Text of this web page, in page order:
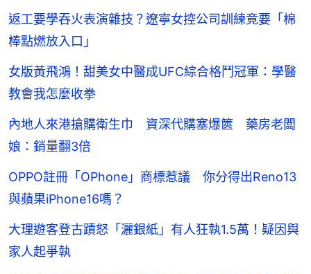
返工要學吞火表演雜技？遼寧女控公司訓練竟要「棉
棒點燃放入口」
女版黃飛鴻！甜美女中醫成UFC綜合格鬥冠軍：學醫
教會我怎麼收拳
內地人來港搶購衛生巾 資深代購塞爆篋 藥房老闆
娘：銷量翻3倍
OPPO註冊「OPhone」商標惹議 你分得出Reno13
與蘋果iPhone16嗎？
大理遊客登古蹟怒「灑銀紙」有人狂執1.5萬！疑因與
家人起爭執